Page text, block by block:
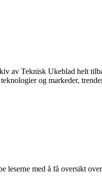
av Teknisk Ukeblad helt
og markeder,
med å få oversikt